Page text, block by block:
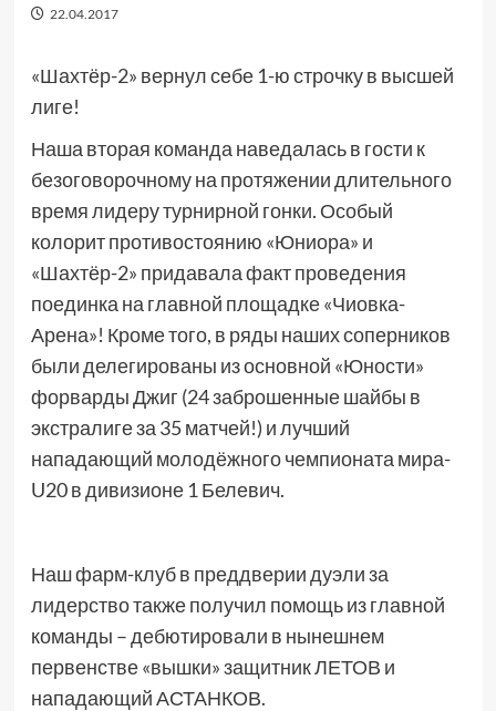
22.04.2017
«Шахтёр-2» вернул себе 1-ю строчку в высшей
лиге!
Наша вторая команда наведалась в гости к
безоговорочному на протяжении длительного
время лидеру турнирной гонки. Особый
колорит противостоянию «Юниора» и
«Шахтёр-2» придавала факт проведения
поединка на главной площадке «Чиовка-
Арена»! Кроме того, в ряды наших соперников
были делегированы из основной «Юности»
форварды Джиг (24 заброшенные шайбы в
экстралиге за 35 матчей!) и лучший
нападающий молодёжного чемпионата мира-
U20 в дивизионе 1 Белевич.
Наш фарм-клуб в преддверии дуэли за
лидерство также получил помощь из главной
команды – дебютировали в нынешнем
первенстве «вышки» защитник ЛЕТОВ и
нападающий АСТАНКОВ.